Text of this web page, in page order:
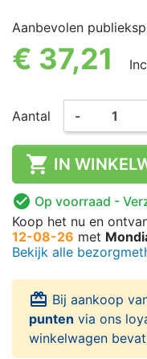
Aanbevolen
€ 37,21
Aantal -
 IN
 Op voorraad -
Koop het nu en
12-08-26 met
Bekijk alle
card_giftcard Bij aankoop
punten via ons
winkelwagen